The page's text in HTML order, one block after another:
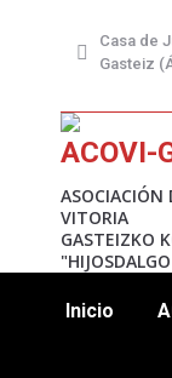
Casa de
Gasteiz
ACOVI-
ASOCIACIÓN
VITORIA
GASTEIZKO
Inicio